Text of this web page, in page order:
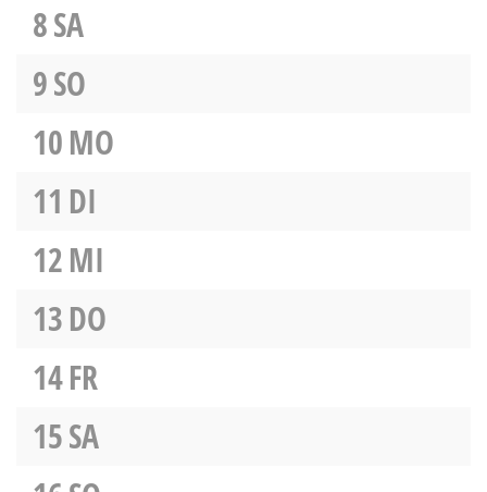
8SA
9SO
10MO
11 DI
12MI
13DO
14FR
15SA